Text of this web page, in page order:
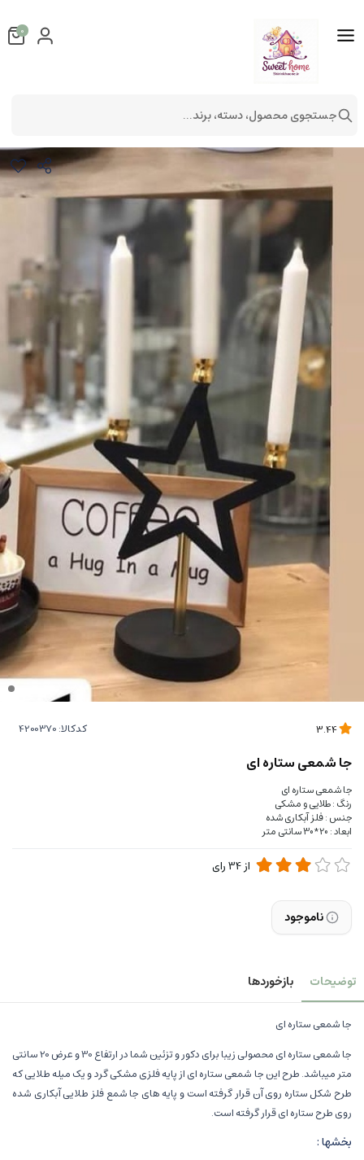
کدکالا:
جا شمعی ستاره ای
جا شمعی ستاره ای
رنگ : طلایی و مشکی
جنس : فلز آبکاری شده
ابعاد : 20*30 سانتی متر
از34رای
ناموجود
توضیحات بازخوردها
جا شمعی ستاره ای
جا شمعی ستاره ای محصولی زیبا برای دکور و تزئین شما در ارتفاع 30 و عرض 20 سانتی
متر میباشد. طرح این جا شمعی ستاره ای از پایه فلزی مشکی گرد و یک میله طلایی که
طرح شکل ستاره روی آن قرار گرفته است و پایه های جا شمع فلز طلایی آبکاری شده
روی طرح ستاره ای قرار گرفته است.
بخشها :
0
جستجوی محصول، دسته، برند...